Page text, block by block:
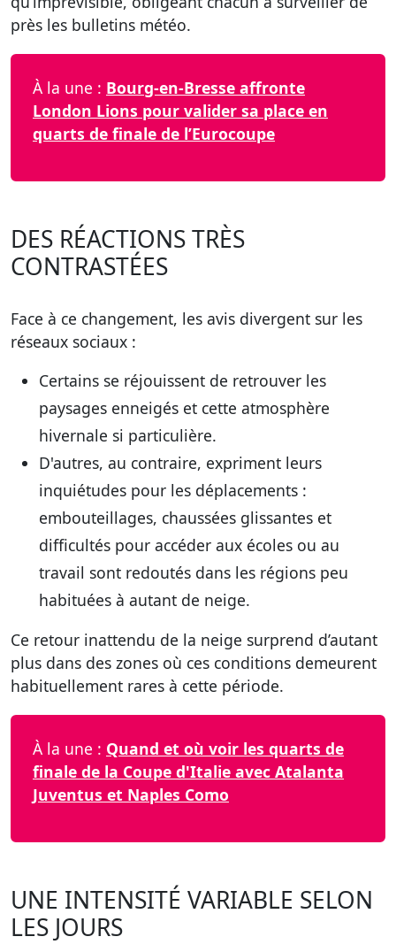
près les bulletins météo.
À la une : Bourg-en-Bresse affronte
London Lions pour valider sa place en
quarts de finale de l’Eurocoupe
DES RÉACTIONS TRÈS
CONTRASTÉES
Face à ce changement, les avis divergent sur les
réseaux sociaux :
Certains se réjouissent de retrouver les
paysages enneigés et cette atmosphère
hivernale si particulière.
D'autres, au contraire, expriment leurs
inquiétudes pour les déplacements :
embouteillages, chaussées glissantes et
difficultés pour accéder aux écoles ou au
travail sont redoutés dans les régions peu
habituées à autant de neige.
Ce retour inattendu de la neige surprend d’autant
plus dans des zones où ces conditions demeurent
habituellement rares à cette période.
À la une : Quand et où voir les quarts de
finale de la Coupe d'Italie avec Atalanta
Juventus et Naples Como
UNE INTENSITÉ VARIABLE SELON
LES JOURS